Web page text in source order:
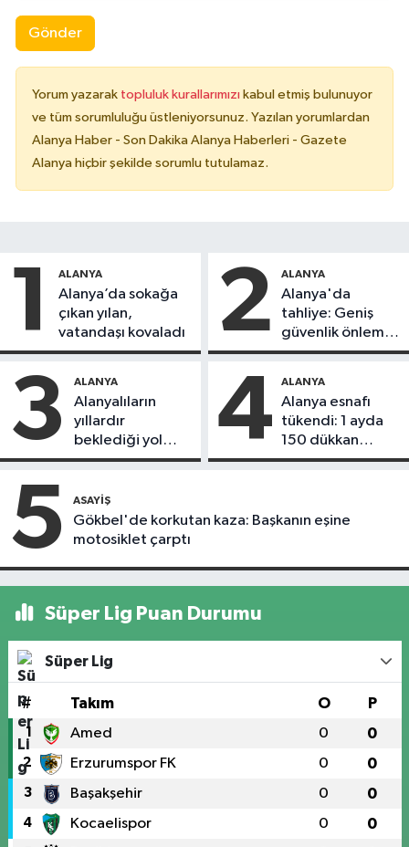
Gönder
Yorum yazarak topluluk kurallarımızı kabul etmiş bulunuyor
ve tüm sorumluluğu üstleniyorsunuz. Yazılan yorumlardan
Alanya Haber - Son Dakika Alanya Haberleri - Gazete
Alanya hiçbir şekilde sorumlu tutulamaz.
1 ALANYA
Alanya’da sokağa
çıkan yılan,
vatandaşı kovaladı
2 ALANYA
Alanya'da
tahliye: Geniş
güvenlik önlemi
alındı
3 ALANYA
Alanyalıların
yıllardır
beklediği yol
askıdan döndü
4 ALANYA
Alanya esnafı
tükendi: 1 ayda
150 dükkan
kapandı
5 ASAYIŞ
Gökbel'de korkutan kaza: Başkanın eşine
motosiklet çarptı
Süper Lig Puan Durumu
Süper Lig
# Takım O P
1 Amed 0 0
2 Erzurumspor FK 0 0
3 Başakşehir 0 0
4 Kocaelispor 0 0